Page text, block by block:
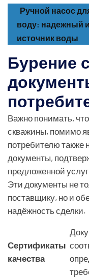
Ручной насос
воду: надежный
источник воды
Бурение
Важно понимать,
скважины, помимо
потребителю
документы,
предложенной
Эти документы не
поставщику, но и
надёжность сделки.
Сертификаты
качества